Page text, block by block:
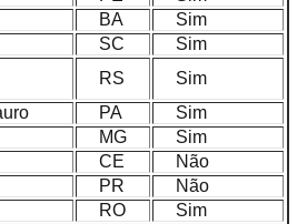
BA
Sim
SC
Sim
RS
Sim
PA
Sim
MG
Sim
CE
Não
PR
Não
RO
Sim